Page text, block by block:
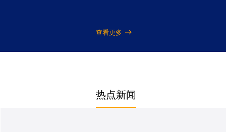
查看更多
热点新闻